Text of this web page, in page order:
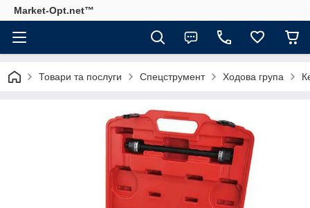
Market-Opt.net™
Товари та послуги Спецструмент Ходова група